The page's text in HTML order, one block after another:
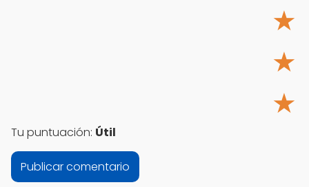
★
★
★
Tu puntuación: Útil